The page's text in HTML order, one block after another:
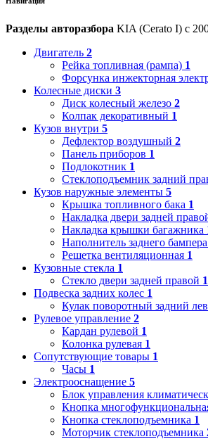
Разделы авторазбора KIA (Cerato I) с
Двигатель 2
Рейка топливная (рампа) 1
Форсунка инжекторная
Колесные диски 3
Диск колесный железо 2
Колпак декоративный 1
Кузов внутри 5
Дефлектор воздушный 2
Панель приборов 1
Подлокотник 1
Стеклоподъемник задний
Кузов наружные элементы 5
Крышка топливного бака 1
Накладка двери задней
Накладка крышки багажника
Наполнитель заднего бампера
Решетка вентиляционная 1
Кузовные стекла 1
Стекло двери задней правой 1
Подвеска задних колес 1
Кулак поворотный задний
Рулевое управление 2
Кардан рулевой 1
Колонка рулевая 1
Сопутствующие товары 1
Часы 1
Электрооснащение 5
Блок управления
Кнопка
Кнопка стеклоподъемника 1
Моторчик стеклоподъемника